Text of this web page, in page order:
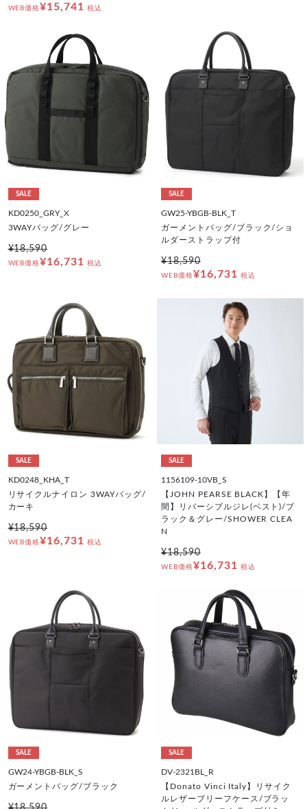
WEB価格¥15,741 税込
SALE
KD0250_GRY_X
3WAYバッグ/グレー
¥18,590
WEB価格¥16,731 税込
SALE
GW25-YBGB-BLK_T
ガーメントバッグ/ブラック/ショ
ルダーストラップ付
¥18,590
WEB価格¥16,731 税込
SALE
KD0248_KHA_T
リサイクルナイロン 3WAYバッグ/
カーキ
¥18,590
WEB価格¥16,731 税込
SALE
1156109-10VB_S
【JOHN PEARSE BLACK】【年
間】リバーシブルジレ(ベスト)/ブ
ラック＆グレー/SHOWER CLEA
N
¥18,590
WEB価格¥16,731 税込
SALE
GW24-YBGB-BLK_S
ガーメントバッグ/ブラック
SALE
DV-2321BL_R
【Donato Vinci Italy】リサイク
ルレザーブリーフケース/ブラッ